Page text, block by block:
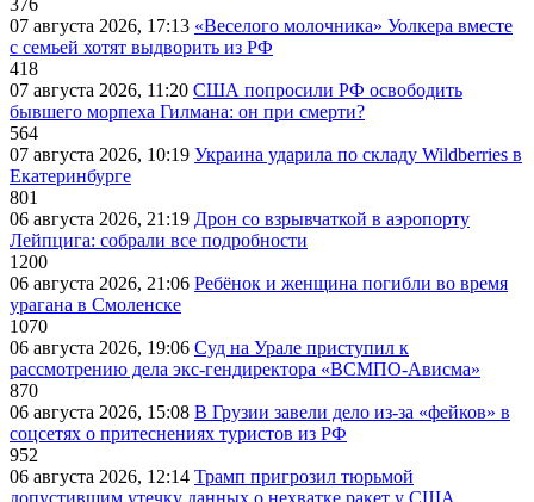
376
07 августа 2026, 17:13 «Веселого молочника» Уолкера вместе
с семьей хотят выдворить из РФ
418
07 августа 2026, 11:20 США попросили РФ освободить
бывшего морпеха Гилмана: он при смерти?
564
07 августа 2026, 10:19 Украина ударила по складу Wildberries в
Екатеринбурге
801
06 августа 2026, 21:19 Дрон со взрывчаткой в аэропорту
Лейпцига: собрали все подробности
1200
06 августа 2026, 21:06 Ребёнок и женщина погибли во время
урагана в Смоленске
1070
06 августа 2026, 19:06 Суд на Урале приступил к
рассмотрению дела экс-гендиректора «ВСМПО-Ависма»
870
06 августа 2026, 15:08 В Грузии завели дело из-за «фейков» в
соцсетях о притеснениях туристов из РФ
952
06 августа 2026, 12:14 Трамп пригрозил тюрьмой
допустившим утечку данных о нехватке ракет у США